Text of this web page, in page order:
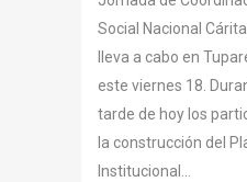
Social Nacional
lleva a cabo en
este viernes 18.
tarde de hoy los
la construcción del
Institucional...